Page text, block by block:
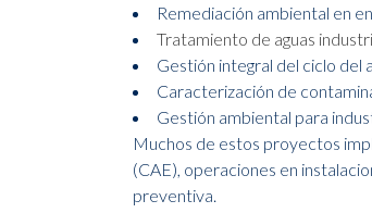
Remediación ambiental en
Tratamiento de aguas
Gestión integral del ciclo del
Caracterización de
Gestión ambiental para
Muchos de estos proyectos
(CAE), operaciones en
preventiva.